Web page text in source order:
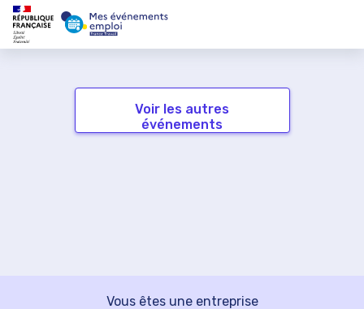
Voir les autres
événements
Vous êtes une entreprise